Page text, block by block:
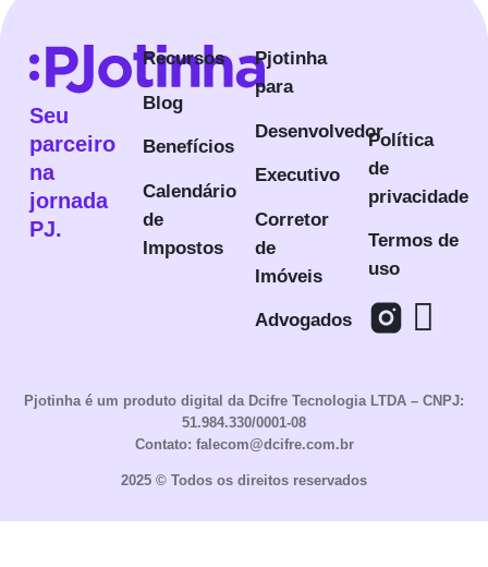
Seu
parceiro
na
jornada
PJ.
Recursos
Blog
Benefícios
Calendário
de
Impostos
Pjotinha
para
Desenvolvedor
Executivo
Corretor
de
Imóveis
Advogados
Política
de
privacidade
Termos de
uso
Pjotinha é um produto digital da Dcifre Tecnologia LTDA – CNPJ:
51.984.330/0001-08
Contato: falecom@dcifre.com.br
2025 © Todos os direitos reservados